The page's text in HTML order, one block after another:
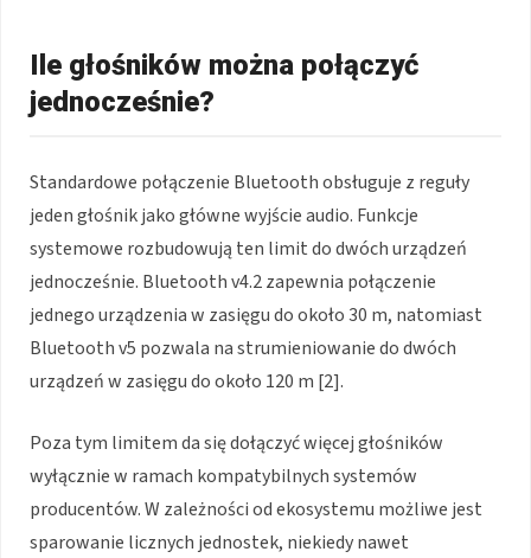
Ile głośników można połączyć
jednocześnie?
Standardowe połączenie Bluetooth obsługuje z reguły
jeden głośnik jako główne wyjście audio. Funkcje
systemowe rozbudowują ten limit do dwóch urządzeń
jednocześnie. Bluetooth v4.2 zapewnia połączenie
jednego urządzenia w zasięgu do około 30 m, natomiast
Bluetooth v5 pozwala na strumieniowanie do dwóch
urządzeń w zasięgu do około 120 m [2].
Poza tym limitem da się dołączyć więcej głośników
wyłącznie w ramach kompatybilnych systemów
producentów. W zależności od ekosystemu możliwe jest
sparowanie licznych jednostek, niekiedy nawet